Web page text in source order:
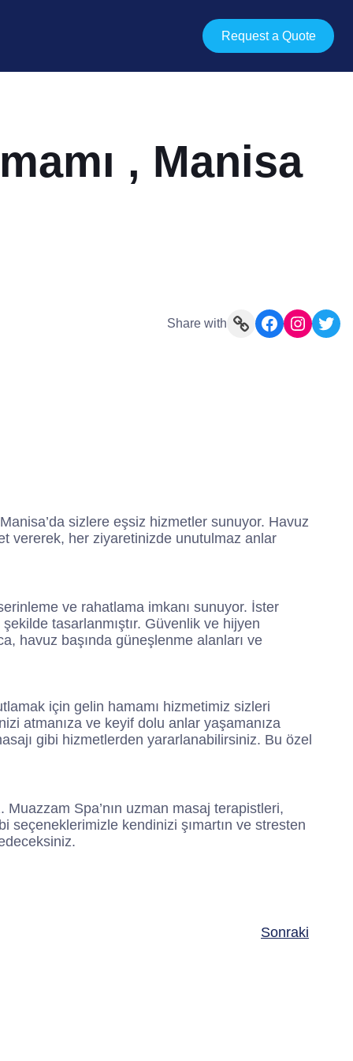
Request a Quote
, Manisa
Share with Link Facebook Instagram Twitter
sizlere eşsiz hizmetler sunuyor. Havuz
vererek, her ziyaretinizde unutulmaz anlar
ve rahatlama imkanı sunuyor. İster
tasarlanmıştır. Güvenlik ve hijyen
havuz başında güneşlenme alanları ve
için gelin hamamı hizmetimiz sizleri
atmanıza ve keyif dolu anlar yaşamanıza
gibi hizmetlerden yararlanabilirsiniz. Bu özel
Spa’nın uzman masaj terapistleri,
seçeneklerimizle kendinizi şımartın ve stresten
Sonraki